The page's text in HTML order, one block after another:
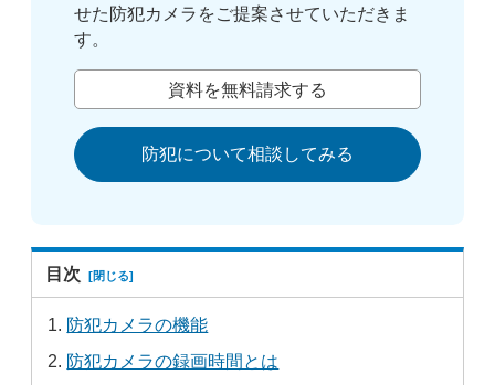
せた防犯カメラをご提案させていただきま
す。
資料を無料請求する
防犯について相談してみる
目次
防犯カメラの機能
防犯カメラの録画時間とは